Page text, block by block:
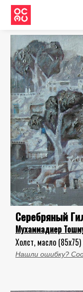
Серебряный
Мухаммадиер
Холст, масло
Нашли ошибку?